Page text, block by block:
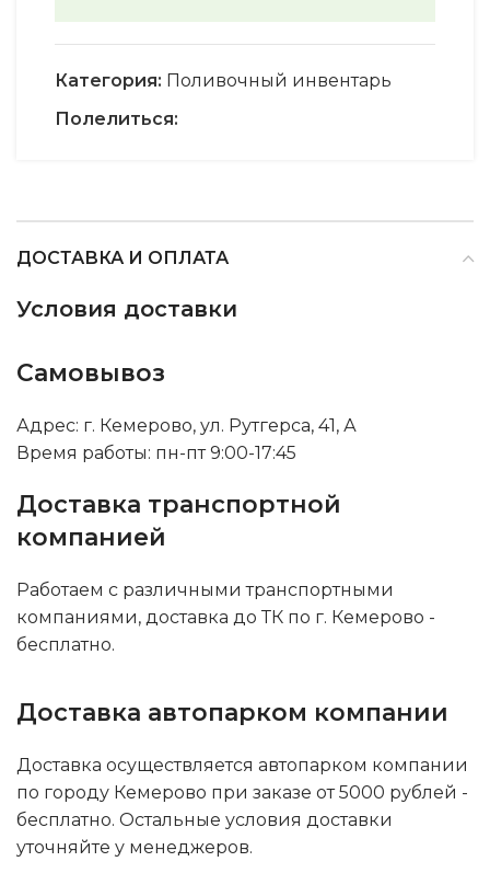
Категория: Поливочный инвентарь
Полелиться:
ДОСТАВКА И ОПЛАТА
Условия доставки
Самовывоз
Адрес: г. Кемерово, ул. Рутгерса, 41, А
Время работы: пн-пт 9:00-17:45
Доставка транспортной
компанией
Работаем с различными транспортными
компаниями, доставка до ТК по г. Кемерово -
бесплатно.
Доставка автопарком компании
Доставка осуществляется автопарком компании
по городу Кемерово при заказе от 5000 рублей -
бесплатно. Остальные условия доставки
уточняйте у менеджеров.